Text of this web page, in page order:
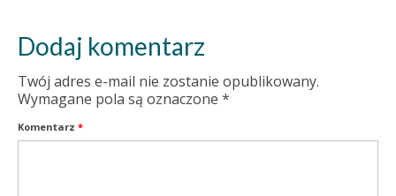
Dodaj komentarz
Twój adres e-mail nie zostanie opublikowany.
Wymagane pola są oznaczone *
Komentarz *